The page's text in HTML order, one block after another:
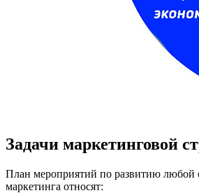
Задачи маркетинговой
План мероприятий по развитию любой
маркетинга относят: